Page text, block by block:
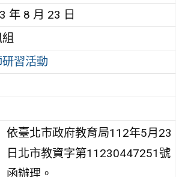
年 8 月 23 日
習活動
依臺北市政府教育局112年5月23
日北市教資字第11230447251號
函辦理。